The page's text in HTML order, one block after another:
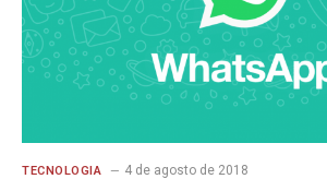
TECNOLOGIA 4 de agosto de 2018